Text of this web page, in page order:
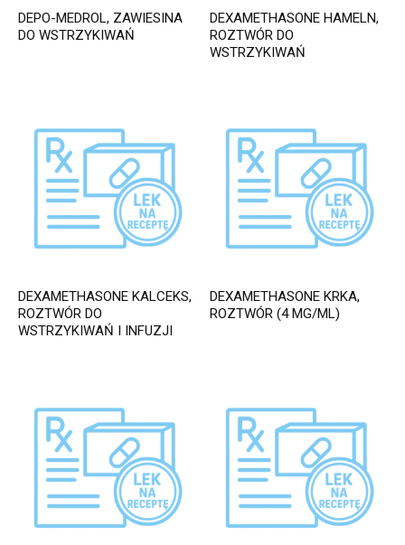
DEPO-MEDROL, ZAWIESINA
DO WSTRZYKIWAŃ
DEXAMETHASONE HAMELN,
ROZTWÓR DO
WSTRZYKIWAŃ
DEXAMETHASONE KALCEKS,
ROZTWÓR DO
WSTRZYKIWAŃ I INFUZJI
DEXAMETHASONE KRKA,
ROZTWÓR (4 MG/ML)